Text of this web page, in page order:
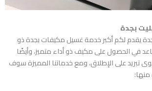
بجدة
يقدم لكم أكبر خدمة غسيل مكيفات بجدة ذو
في الحصول على مكيف ذو أداء متميز، وأيضًا
تبريد على الإطلاق، ومع خدماتنا المميزة سوف
منها: